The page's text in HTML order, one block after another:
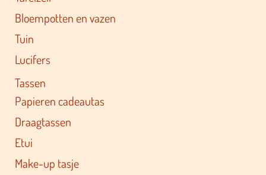
Bloempotten en vazen
Tuin
Lucifers
Tassen
Papieren cadeautas
Draagtassen
Etui
Make-up tasje